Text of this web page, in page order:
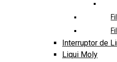
Interruptor de
Liqui Moly